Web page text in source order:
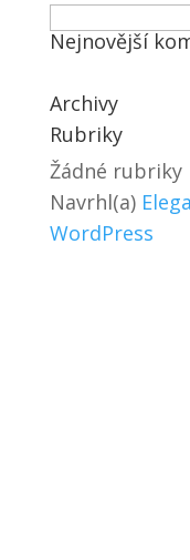
Vyhledávání
Nejnovější
Archivy
Rubriky
Žádné rubriky
Navrhl(a)
WordPress